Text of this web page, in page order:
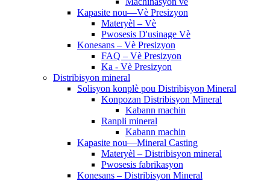
Kapasite nou—Vè Presizyon
Materyèl – Vè
Pwosesis D'usinage Vè
Konesans – Vè Presizyon
FAQ – Vè Presizyon
Ka - Vè Presizyon
Distribisyon mineral
Solisyon konplè pou Distribisyon Mineral
Konpozan Distribisyon Mineral
Kabann machin
Ranpli mineral
Kabann machin
Kapasite nou—Mineral Casting
Materyèl – Distribisyon mineral
Pwosesis fabrikasyon
Konesans – Distribisyon Mineral